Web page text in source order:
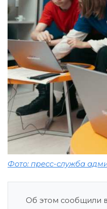
Фото: пресс-служба
Об этом сообщили